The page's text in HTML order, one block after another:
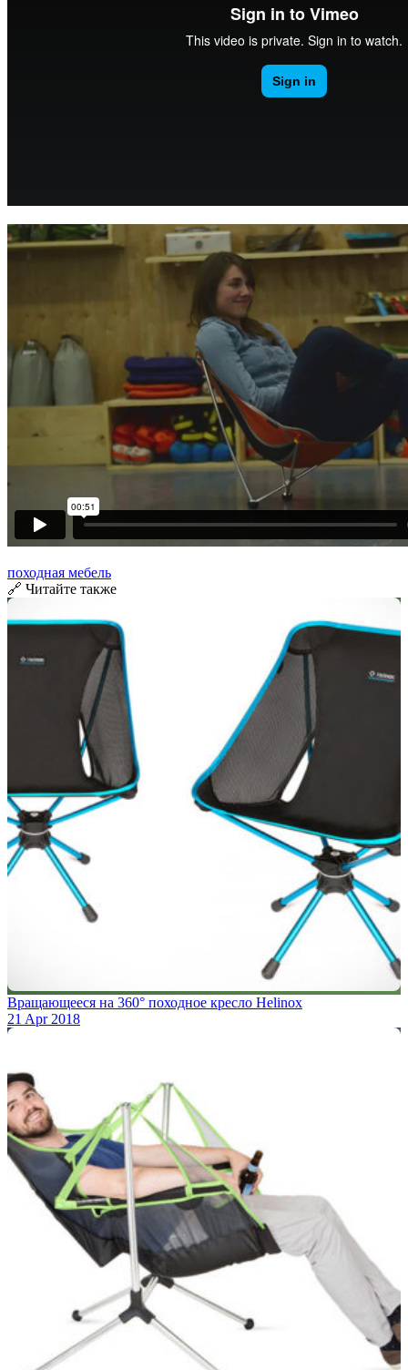
походная мебель
🔗 Читайте также
Вращающееся на 360° походное кресло Helinox
21 Apr 2018